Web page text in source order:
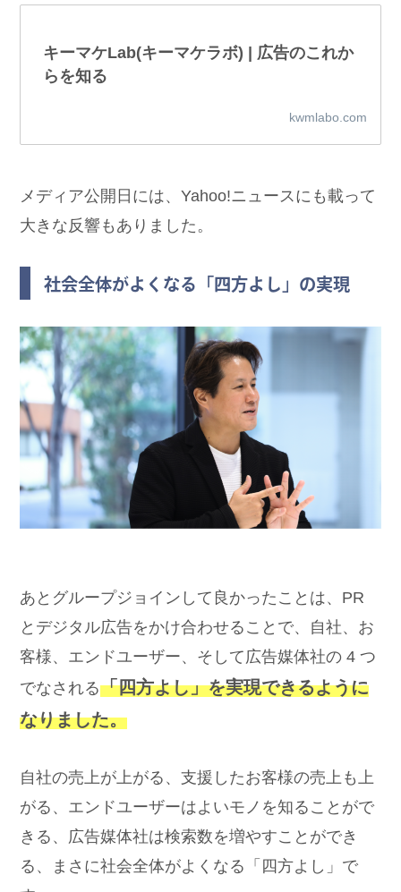
キーマケLab(キーマケラボ) | 広告のこれか
らを知る
kwmlabo.com
メディア公開日には、Yahoo!ニュースにも載って
大きな反響もありました。
社会全体がよくなる「四方よし」の実現
あとグループジョインして良かったことは、PR
とデジタル広告をかけ合わせることで、自社、お
客様、エンドユーザー、そして広告媒体社の 4 つ
でなされる「四方よし」を実現できるように
なりました。
自社の売上が上がる、支援したお客様の売上も上
がる、エンドユーザーはよいモノを知ることがで
きる、広告媒体社は検索数を増やすことができ
る、まさに社会全体がよくなる「四方よし」で